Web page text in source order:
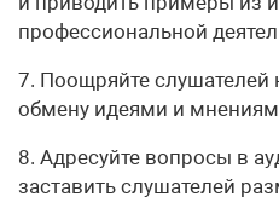
профессиональной
7. Поощряйте слушателей
обмену идеями и
8. Адресуйте вопросы в
заставить слушателей